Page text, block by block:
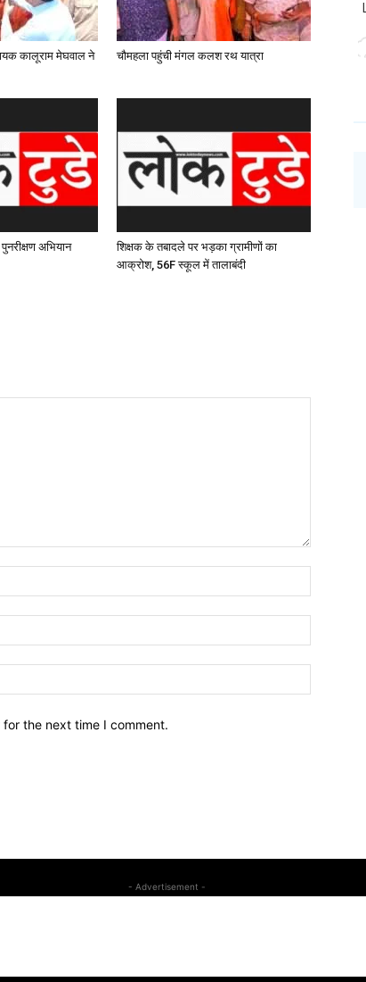
कालूराम मेघवाल ने
चौमहला पहुंची मंगल कलश रथ यात्रा
अभियान
शिक्षक के तबादले पर भड़का ग्रामीणों का
आक्रोश, 56F स्कूल में तालाबंदी
the next time I comment.
- Advertisement -